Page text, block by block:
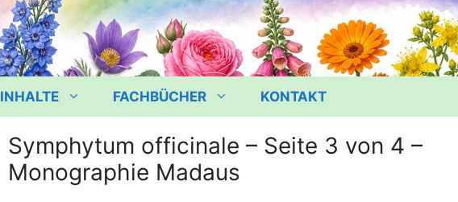
INHALTE FACHBÜCHER KONTAKT
Symphytum officinale – Seite 3 von 4 –
Monographie Madaus